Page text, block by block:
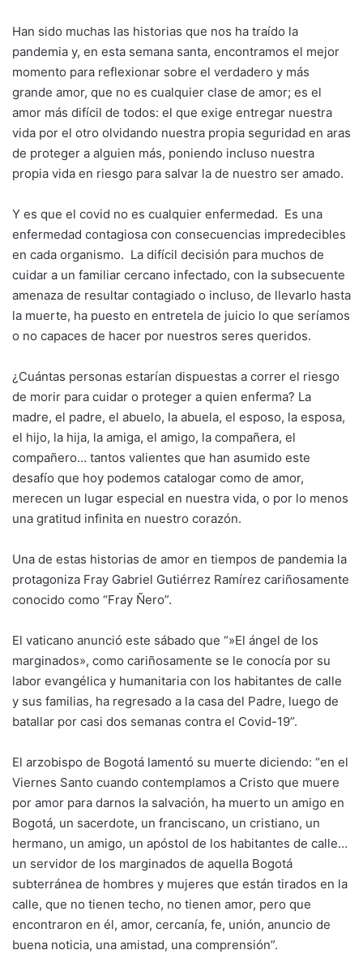
Han sido muchas las historias que nos ha traído la
pandemia y, en esta semana santa, encontramos el mejor
momento para reflexionar sobre el verdadero y más
grande amor, que no es cualquier clase de amor; es el
amor más difícil de todos: el que exige entregar nuestra
vida por el otro olvidando nuestra propia seguridad en aras
de proteger a alguien más, poniendo incluso nuestra
propia vida en riesgo para salvar la de nuestro ser amado.
Y es que el covid no es cualquier enfermedad. Es una
enfermedad contagiosa con consecuencias impredecibles
en cada organismo. La difícil decisión para muchos de
cuidar a un familiar cercano infectado, con la subsecuente
amenaza de resultar contagiado o incluso, de llevarlo hasta
la muerte, ha puesto en entretela de juicio lo que seríamos
o no capaces de hacer por nuestros seres queridos.
¿Cuántas personas estarían dispuestas a correr el riesgo
de morir para cuidar o proteger a quien enferma? La
madre, el padre, el abuelo, la abuela, el esposo, la esposa,
el hijo, la hija, la amiga, el amigo, la compañera, el
compañero… tantos valientes que han asumido este
desafío que hoy podemos catalogar como de amor,
merecen un lugar especial en nuestra vida, o por lo menos
una gratitud infinita en nuestro corazón.
Una de estas historias de amor en tiempos de pandemia la
protagoniza Fray Gabriel Gutiérrez Ramírez cariñosamente
conocido como “Fray Ñero”.
El vaticano anunció este sábado que “»El ángel de los
marginados», como cariñosamente se le conocía por su
labor evangélica y humanitaria con los habitantes de calle
y sus familias, ha regresado a la casa del Padre, luego de
batallar por casi dos semanas contra el Covid-19”.
El arzobispo de Bogotá lamentó su muerte diciendo: “en el
Viernes Santo cuando contemplamos a Cristo que muere
por amor para darnos la salvación, ha muerto un amigo en
Bogotá, un sacerdote, un franciscano, un cristiano, un
hermano, un amigo, un apóstol de los habitantes de calle…
un servidor de los marginados de aquella Bogotá
subterránea de hombres y mujeres que están tirados en la
calle, que no tienen techo, no tienen amor, pero que
encontraron en él, amor, cercanía, fe, unión, anuncio de
buena noticia, una amistad, una comprensión”.